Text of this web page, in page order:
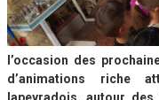
l’occasion des
d’animations riche